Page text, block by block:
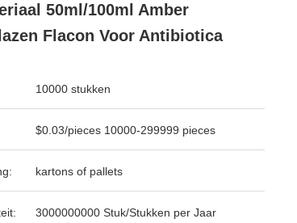
50ml/100ml Amber
Flacon Voor Antibiotica
10000 stukken
$0.03/pieces 10000-299999 pieces
kartons of pallets
3000000000 Stuk/Stukken per Jaar